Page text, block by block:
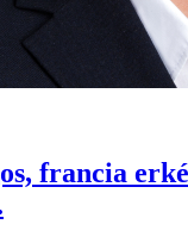
francia